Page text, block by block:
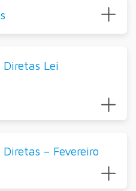
Lei
– Fevereiro